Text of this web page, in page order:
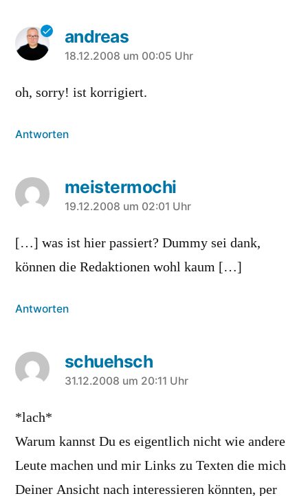
andreas
sagt:
18.12.2008 um 00:05 Uhr
oh, sorry! ist korrigiert.
Antworten
meistermochi
sagt:
19.12.2008 um 02:01 Uhr
[…] was ist hier passiert? Dummy sei dank,
können die Redaktionen wohl kaum […]
Antworten
schuehsch
sagt:
31.12.2008 um 20:11 Uhr
*lach*
Warum kannst Du es eigentlich nicht wie andere
Leute machen und mir Links zu Texten die mich
Deiner Ansicht nach interessieren könnten, per